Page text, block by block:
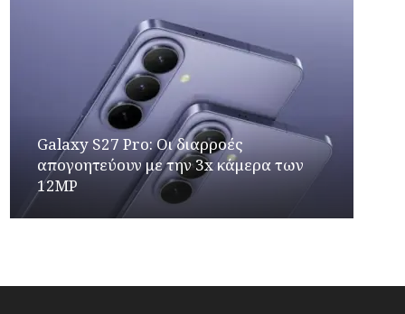
Galaxy S27 Pro: Οι διαρροές
απογοητεύουν με την 3x κάμερα των
12MP